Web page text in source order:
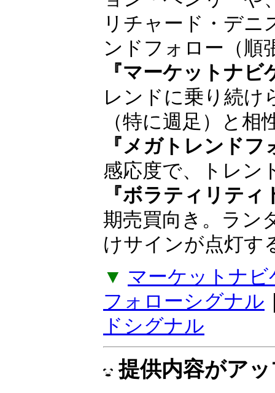
リチャード・デニ
ンドフォロー（順
『マーケットナビ
レンドに乗り続け
（特に週足）と相
『メガトレンド
感応度で、トレン
『ボラティリテ
期売買向き。ラン
けサインが点灯す
▼ マーケットナビ
フォローシグナル
ドシグナル
提供内容がア